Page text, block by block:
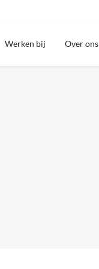
Werken bij Over ons